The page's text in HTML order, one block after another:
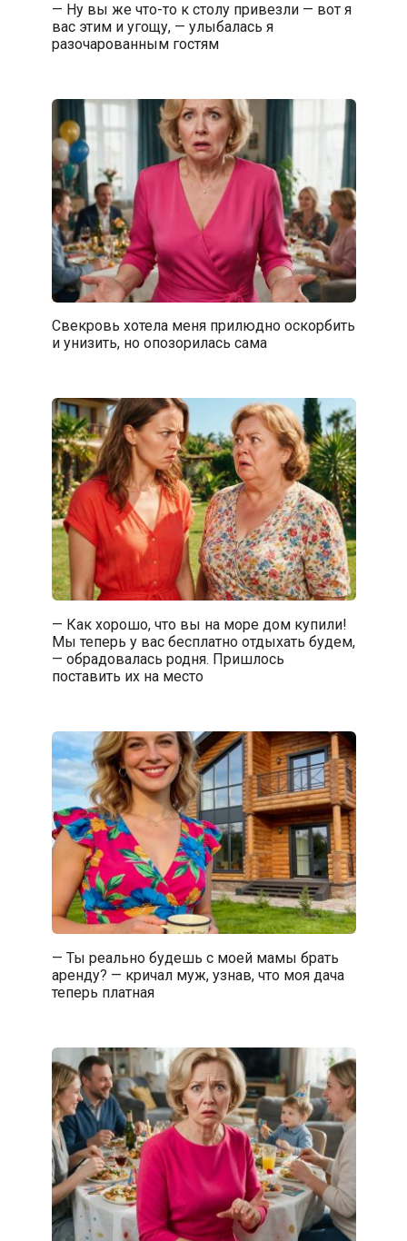
— Ну вы же что-то к столу привезли — вот я
вас этим и угощу, — улыбалась я
разочарованным гостям
Свекровь хотела меня прилюдно оскорбить
и унизить, но опозорилась сама
— Как хорошо, что вы на море дом купили!
Мы теперь у вас бесплатно отдыхать будем,
— обрадовалась родня. Пришлось
поставить их на место
— Ты реально будешь с моей мамы брать
аренду? — кричал муж, узнав, что моя дача
теперь платная